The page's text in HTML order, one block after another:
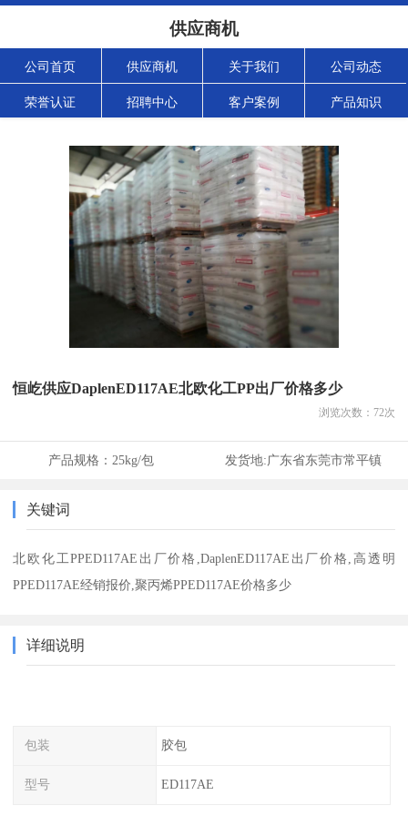
供应商机
公司首页 供应商机 关于我们 公司动态
荣誉认证 招聘中心 客户案例 产品知识
恒屹供应DaplenED117AE北欧化工PP出厂价格多少
浏览次数： 72次
产品规格： 25kg/包 发货地:广东省东莞市常平镇
关键词
北欧化工PPED117AE出厂价格,DaplenED117AE出厂价格,高透明
PPED117AE经销报价,聚丙烯PPED117AE价格多少
详细说明
包装 胶包
型号 ED117AE